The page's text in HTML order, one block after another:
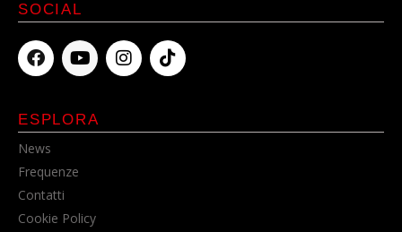
ESPLORA
News
Frequenze
Contatti
Cookie Policy
SOCIAL